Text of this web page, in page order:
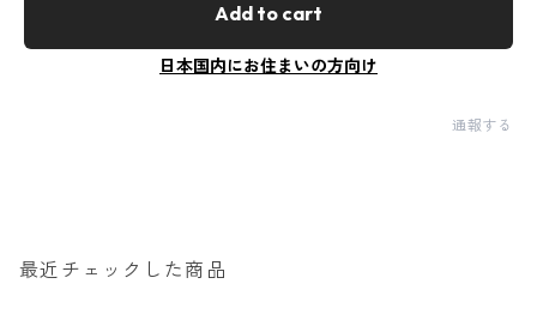
Add to cart
日本国内にお住まいの方向け
通報する
最近チェックした商品